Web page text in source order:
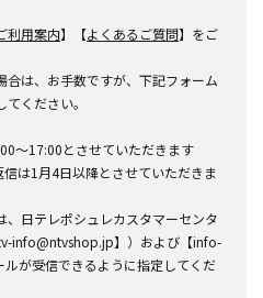
利用案内】【よくあるご質問】をご
は、お手数ですが、下記フォーム
ください。
～17:00とさせていただきます
は1月4日以降とさせていただきま
日テレポシュレカスタマーセンタ
info@ntvshop.jp】）および【info-
が受信できるように指定してくだ